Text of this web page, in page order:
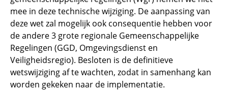
mee in deze technische wijziging. De aanpassing van
deze wet zal mogelijk ook consequentie hebben voor
de andere 3 grote regionale Gemeenschappelijke
Regelingen (GGD, Omgevingsdienst en
Veiligheidsregio). Besloten is de definitieve
wetswijziging af te wachten, zodat in samenhang kan
worden gekeken naar de implementatie.